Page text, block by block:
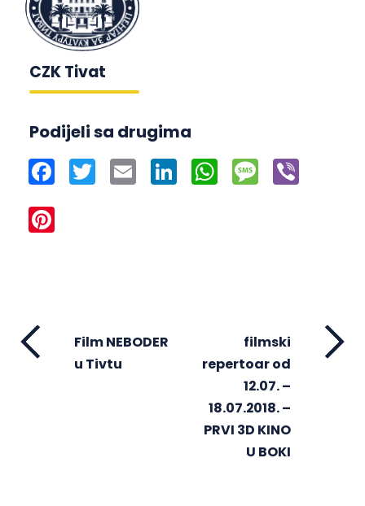
CZK Tivat
Podijeli sa drugima
Facebook
Twitter Email LinkedInWhatsApp
Message
Film NEBODER
u Tivtu
filmski
repertoar od
12.07. –
18.07.2018. –
PRVI 3D KINO
U BOKI